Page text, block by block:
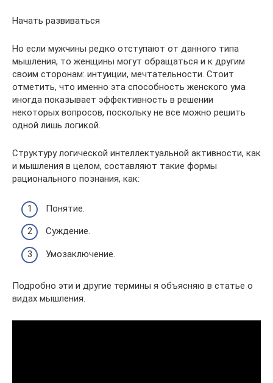
Начать развиваться
Но если мужчины редко отступают от данного типа
мышления, то женщины могут обращаться и к другим
своим сторонам: интуиции, мечтательности. Стоит
отметить, что именно эта способность женского ума
иногда показывает эффективность в решении
некоторых вопросов, поскольку не все можно решить
одной лишь логикой.
Структуру логической интеллектуальной активности, как
и мышления в целом, составляют такие формы
рационального познания, как:
Понятие.
Суждение.
Умозаключение.
Подробно эти и другие термины я объясняю в статье о
видах мышления.